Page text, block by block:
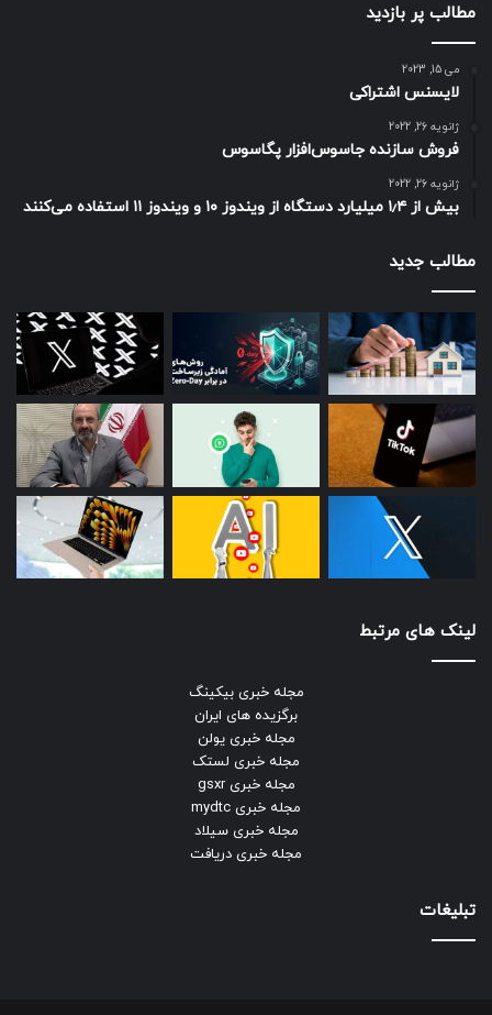
مطالب پر بازدید
می 15, 2023
لایسنس اشتراکی
ژانویه 26, 2022
فروش سازنده جاسوس‌افزار پگاسوس
ژانویه 26, 2022
بیش از ۱٫۴ میلیارد دستگاه از ویندوز ۱۰ و ویندوز ۱۱ استفاده می‌کنند
مطالب جدید
لینک های مرتبط
مجله خبری بیکینگ
برگزیده های ایران
مجله خبری یولن
مجله خبری لستک
مجله خبری gsxr
مجله خبری mydtc
مجله خبری سیلاد
مجله خبری دریافت
تبلیغات